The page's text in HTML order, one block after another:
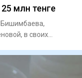
млн тенге
Бишимбаева,
в своих